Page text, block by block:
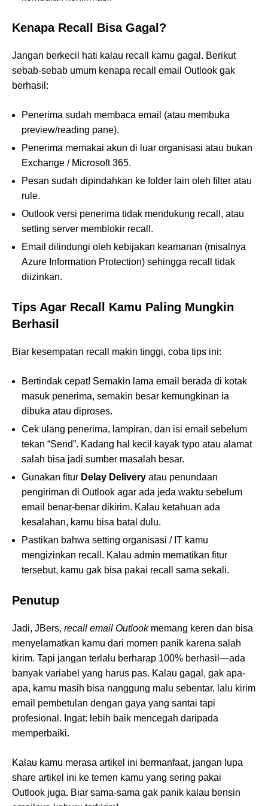
Kenapa Recall Bisa Gagal?
Jangan berkecil hati kalau recall kamu gagal. Berikut
sebab-sebab umum kenapa recall email Outlook gak
berhasil:
Penerima sudah membaca email (atau membuka
preview/reading pane).
Penerima memakai akun di luar organisasi atau bukan
Exchange / Microsoft 365.
Pesan sudah dipindahkan ke folder lain oleh filter atau
rule.
Outlook versi penerima tidak mendukung recall, atau
setting server memblokir recall.
Email dilindungi oleh kebijakan keamanan (misalnya
Azure Information Protection) sehingga recall tidak
diizinkan.
Tips Agar Recall Kamu Paling Mungkin
Berhasil
Biar kesempatan recall makin tinggi, coba tips ini:
Bertindak cepat! Semakin lama email berada di kotak
masuk penerima, semakin besar kemungkinan ia
dibuka atau diproses.
Cek ulang penerima, lampiran, dan isi email sebelum
tekan “Send”. Kadang hal kecil kayak typo atau alamat
salah bisa jadi sumber masalah besar.
Gunakan fitur Delay Delivery atau penundaan
pengiriman di Outlook agar ada jeda waktu sebelum
email benar-benar dikirim. Kalau ketahuan ada
kesalahan, kamu bisa batal dulu.
Pastikan bahwa setting organisasi / IT kamu
mengizinkan recall. Kalau admin mematikan fitur
tersebut, kamu gak bisa pakai recall sama sekali.
Penutup
Jadi, JBers, recall email Outlookmemang keren dan bisa
menyelamatkan kamu dari momen panik karena salah
kirim. Tapi jangan terlalu berharap 100% berhasil—ada
banyak variabel yang harus pas. Kalau gagal, gak apa-
apa, kamu masih bisa nanggung malu sebentar, lalu kirim
email pembetulan dengan gaya yang santai tapi
profesional. Ingat: lebih baik mencegah daripada
memperbaiki.
Kalau kamu merasa artikel ini bermanfaat, jangan lupa
share artikel ini ke temen kamu yang sering pakai
Outlook juga. Biar sama-sama gak panik kalau bensin